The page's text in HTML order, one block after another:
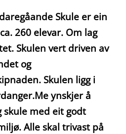
Skule er ein
260 elevar. Om lag
Skulen vert driven av
og
Skulen ligg i
ynskjer å
skule med eit godt
Alle skal trivast på